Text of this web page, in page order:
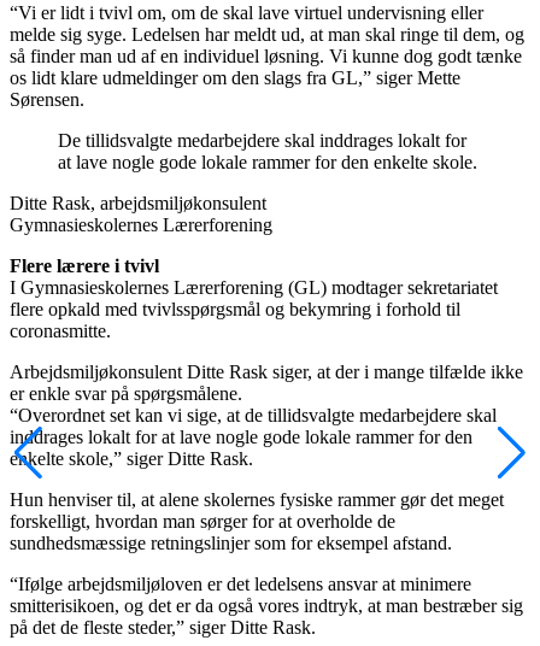
“Vi er lidt i tvivl om, om de skal lave virtuel undervisning eller
melde sig syge. Ledelsen har meldt ud, at man skal ringe til dem, og
så finder man ud af en individuel løsning. Vi kunne dog godt tænke
os lidt klare udmeldinger om den slags fra GL,” siger Mette
Sørensen.
De tillidsvalgte medarbejdere skal inddrages lokalt for
at lave nogle gode lokale rammer for den enkelte skole.
Ditte Rask, arbejdsmiljøkonsulent
Gymnasieskolernes Lærerforening
Flere lærere i tvivl
I Gymnasieskolernes Lærerforening (GL) modtager sekretariatet
flere opkald med tvivlsspørgsmål og bekymring i forhold til
coronasmitte.
Arbejdsmiljøkonsulent Ditte Rask siger, at der i mange tilfælde ikke
er enkle svar på spørgsmålene.
“Overordnet set kan vi sige, at de tillidsvalgte medarbejdere skal
inddrages lokalt for at lave nogle gode lokale rammer for den
enkelte skole,” siger Ditte Rask.
Hun henviser til, at alene skolernes fysiske rammer gør det meget
forskelligt, hvordan man sørger for at overholde de
sundhedsmæssige retningslinjer som for eksempel afstand.
“Ifølge arbejdsmiljøloven er det ledelsens ansvar at minimere
smitterisikoen, og det er da også vores indtryk, at man bestræber sig
på det de fleste steder,” siger Ditte Rask.